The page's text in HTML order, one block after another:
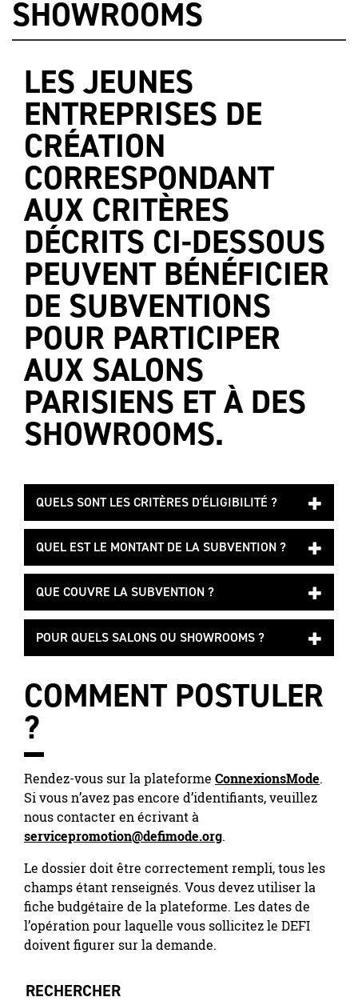
SHOWROOMS
LES JEUNES
ENTREPRISES DE
CRÉATION
CORRESPONDANT
AUX CRITÈRES
DÉCRITS CI-DESSOUS
PEUVENT BÉNÉFICIER
DE SUBVENTIONS
POUR PARTICIPER
AUX SALONS
PARISIENS ET À DES
SHOWROOMS.
QUELS SONT LES CRITÈRES D'ÉLIGIBILITÉ ?
QUEL EST LE MONTANT DE LA SUBVENTION ?
QUE COUVRE LA SUBVENTION ?
POUR QUELS SALONS OU SHOWROOMS ?
COMMENT POSTULER
?
Rendez-vous sur la plateforme ConnexionsMode.
Si vous n’avez pas encore d’identifiants, veuillez
nous contacter en écrivant à
servicepromotion@defimode.org.
Le dossier doit être correctement rempli, tous les
champs étant renseignés. Vous devez utiliser la
fiche budgétaire de la plateforme. Les dates de
l’opération pour laquelle vous sollicitez le DEFI
doivent figurer sur la demande.
RECHERCHER